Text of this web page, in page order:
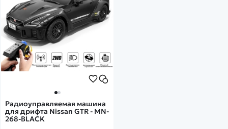
Радиоуправляемая машина
для дрифта Nissan GTR - MN-
268-BLACK